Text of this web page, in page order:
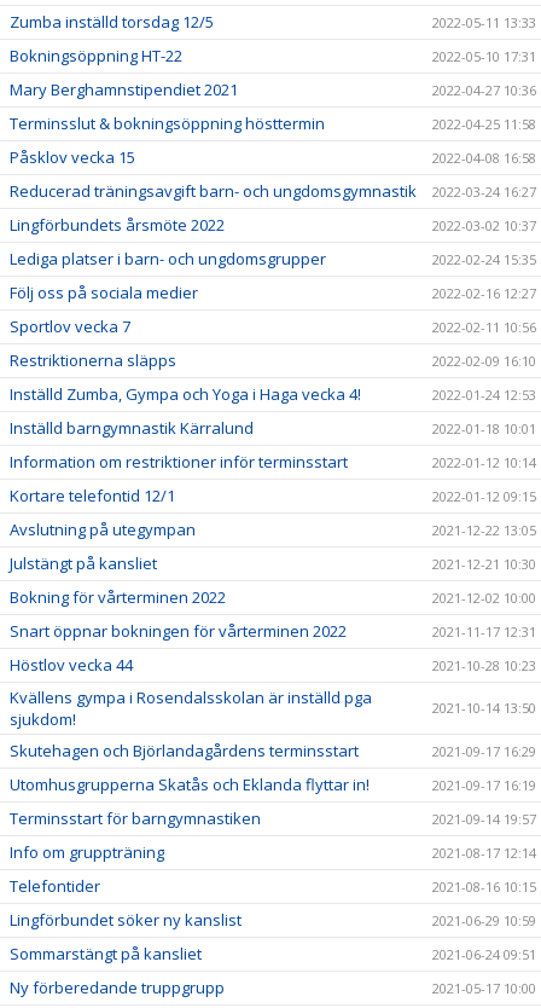
Zumba inställd torsdag 12/5 2022-05-11 13:33
Bokningsöppning HT-22 2022-05-10 17:31
Mary Berghamnstipendiet 2021 2022-04-27 10:36
Terminsslut & bokningsöppning hösttermin 2022-04-25 11:58
Påsklov vecka 15 2022-04-08 16:58
Reducerad träningsavgift barn- och ungdomsgymnastik 2022-03-24 16:27
Lingförbundets årsmöte 2022 2022-03-02 10:37
Lediga platser i barn- och ungdomsgrupper 2022-02-24 15:35
Följ oss på sociala medier 2022-02-16 12:27
Sportlov vecka 7 2022-02-11 10:56
Restriktionerna släpps 2022-02-09 16:10
Inställd Zumba, Gympa och Yoga i Haga vecka 4! 2022-01-24 12:53
Inställd barngymnastik Kärralund 2022-01-18 10:01
Information om restriktioner inför terminsstart 2022-01-12 10:14
Kortare telefontid 12/1 2022-01-12 09:15
Avslutning på utegympan 2021-12-22 13:05
Julstängt på kansliet 2021-12-21 10:30
Bokning för vårterminen 2022 2021-12-02 10:00
Snart öppnar bokningen för vårterminen 2022 2021-11-17 12:31
Höstlov vecka 44 2021-10-28 10:23
Kvällens gympa i Rosendalsskolan är inställd pga
sjukdom!
2021-10-14 13:50
Skutehagen och Björlandagårdens terminsstart 2021-09-17 16:29
Utomhusgrupperna Skatås och Eklanda flyttar in! 2021-09-17 16:19
Terminsstart för barngymnastiken 2021-09-14 19:57
Info om gruppträning 2021-08-17 12:14
Telefontider 2021-08-16 10:15
Lingförbundet söker ny kanslist 2021-06-29 10:59
Sommarstängt på kansliet 2021-06-24 09:51
Ny förberedande truppgrupp 2021-05-17 10:00